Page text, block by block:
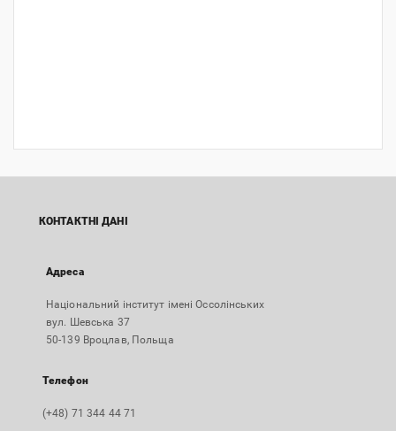
КОНТАКТНІ ДАНІ
Адреса
Національний інститут імені Оссолінських
вул. Шевська 37
50-139 Вроцлав, Польща
Телефон
(+48) 71 344 44 71